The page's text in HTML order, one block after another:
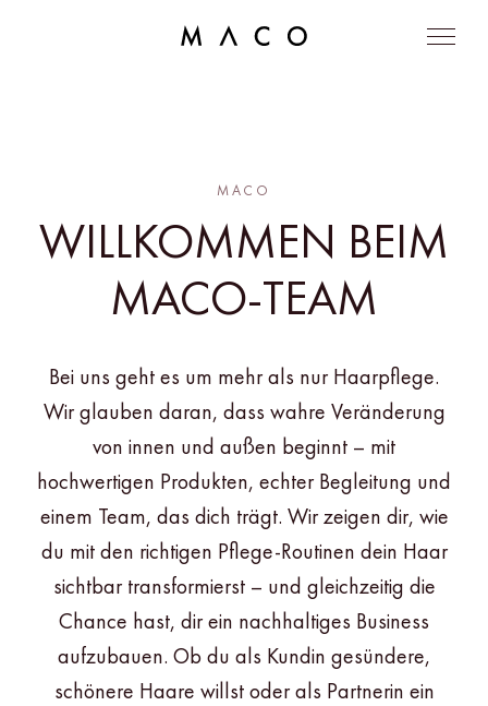
MACO
WILLKOMMEN BEIM
MACO-TEAM
Bei uns geht es um mehr als nur Haarpflege.
Wir glauben daran, dass wahre Veränderung
von innen und außen beginnt – mit
hochwertigen Produkten, echter Begleitung und
einem Team, das dich trägt. Wir zeigen dir, wie
du mit den richtigen Pflege-Routinen dein Haar
sichtbar transformierst – und gleichzeitig die
Chance hast, dir ein nachhaltiges Business
aufzubauen. Ob du als Kundin gesündere,
schönere Haare willst oder als Partnerin ein